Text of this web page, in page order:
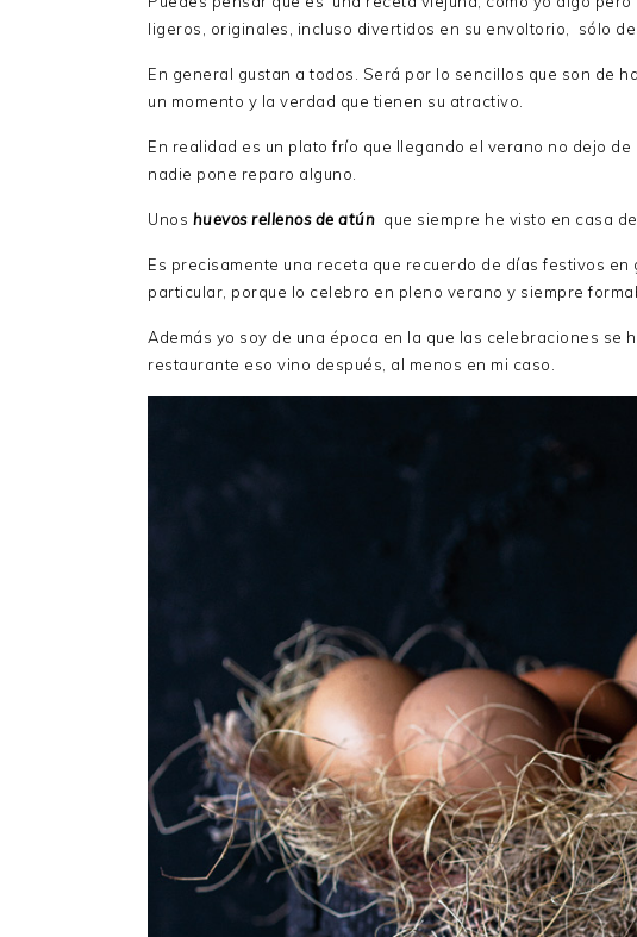
ligeros, originales, incluso divertidos en su envoltorio, sólo
En general gustan a todos. Será por lo sencillos que son de
un momento y la verdad que tienen su atractivo.
En realidad es un plato frío que llegando el verano no dejo
nadie pone reparo alguno.
Unos huevos rellenos de atún que siempre he visto en casa
Es precisamente una receta que recuerdo de días festivos
particular, porque lo celebro en pleno verano y siempre
Además yo soy de una época en la que las celebraciones se
restaurante eso vino después, al menos en mi caso.